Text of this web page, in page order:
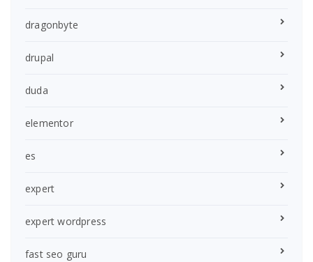
dragonbyte
drupal
duda
elementor
es
expert
expert wordpress
fast seo guru